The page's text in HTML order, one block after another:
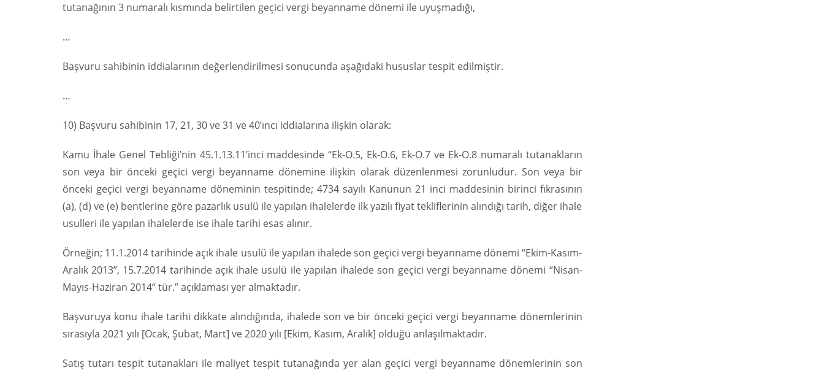
tutanağının 3 numaralı kısmında belirtilen geçici vergi beyanname dönemi ile uyuşmadığı,
…
Başvuru sahibinin iddialarının değerlendirilmesi sonucunda aşağıdaki hususlar tespit edilmiştir.
…
10) Başvuru sahibinin 17, 21, 30 ve 31 ve 40’ıncı iddialarına ilişkin olarak:
Kamu İhale Genel Tebliği’nin 45.1.13.11’inci maddesinde “Ek-O.5, Ek-O.6, Ek-O.7 ve Ek-O.8 numaralı tutanakların
son veya bir önceki geçici vergi beyanname dönemine ilişkin olarak düzenlenmesi zorunludur. Son veya bir
önceki geçici vergi beyanname döneminin tespitinde; 4734 sayılı Kanunun 21 inci maddesinin birinci fıkrasının
(a), (d) ve (e) bentlerine göre pazarlık usulü ile yapılan ihalelerde ilk yazılı fiyat tekliflerinin alındığı tarih, diğer ihale
usulleri ile yapılan ihalelerde ise ihale tarihi esas alınır.
Örneğin; 11.1.2014 tarihinde açık ihale usulü ile yapılan ihalede son geçici vergi beyanname dönemi “Ekim-Kasım-
Aralık 2013”, 15.7.2014 tarihinde açık ihale usulü ile yapılan ihalede son geçici vergi beyanname dönemi “Nisan-
Mayıs-Haziran 2014” tür.” açıklaması yer almaktadır.
Başvuruya konu ihale tarihi dikkate alındığında, ihalede son ve bir önceki geçici vergi beyanname dönemlerinin
sırasıyla 2021 yılı [Ocak, Şubat, Mart] ve 2020 yılı [Ekim, Kasım, Aralık] olduğu anlaşılmaktadır.
Satış tutarı tespit tutanakları ile maliyet tespit tutanağında yer alan geçici vergi beyanname dönemlerinin son